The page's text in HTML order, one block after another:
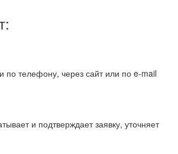
по телефону, через сайт или по e-mail
и подтверждает заявку, уточняет